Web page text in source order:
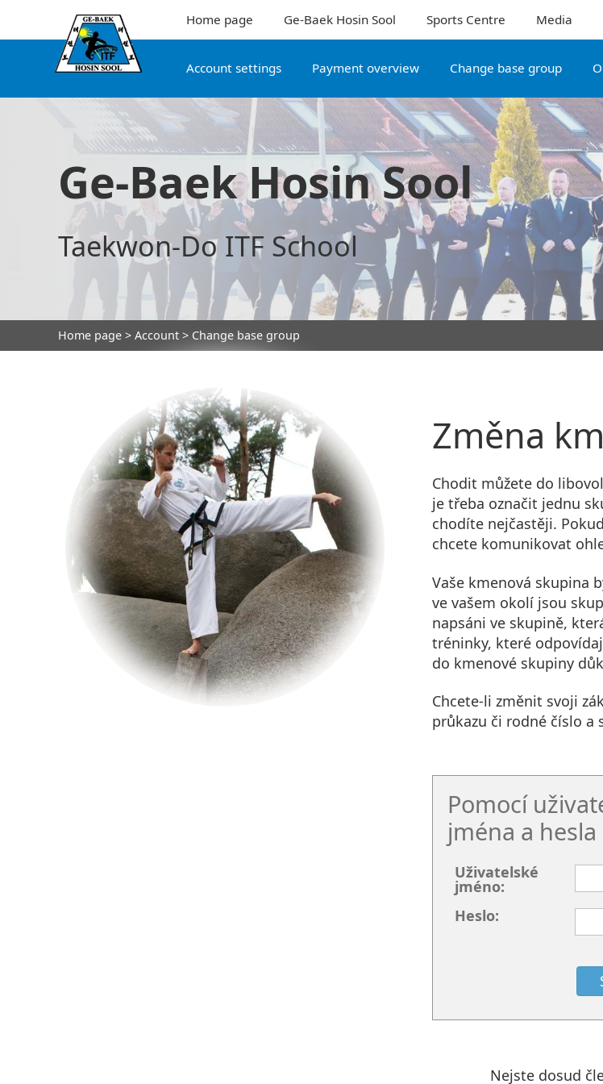
Home page Ge-Baek Hosin Sool Sports Centre Media
Account settings Payment overview Change base group
Ge-Baek Hosin Sool
Taekwon-Do ITF School
Home page > Account > Change base group
Změna
Chodit můžete do
je třeba označit jednu
chodíte nejčastěji.
chcete komunikovat
Vaše kmenová skupina
ve vašem okolí jsou
napsáni ve skupině,
tréninky, které
do kmenové skupiny
Chcete-li změnit svoji
průkazu či rodné číslo
Pomocí
jména a hesla
Uživatelské
jméno:
Heslo:
Nejste dosud